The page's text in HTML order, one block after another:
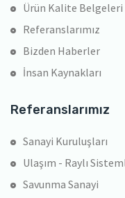
Ürün Kalite Belgeleri
Referanslarımız
Bizden Haberler
İnsan Kaynakları
Referanslarımız
Sanayi Kuruluşları
Ulaşım - Raylı
Savunma Sanayi